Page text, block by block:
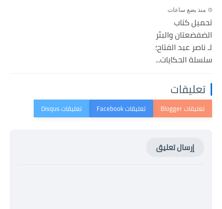
منذ بضع ساعات
تحميل كتاب
الضفضعتان والبئر
لـ ناصر عبد الفتاح؛
سلسلة الحكايات...
تعليقات
إرسال تعليق